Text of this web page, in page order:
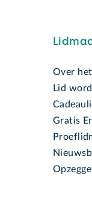
Over
Lid
Gratis